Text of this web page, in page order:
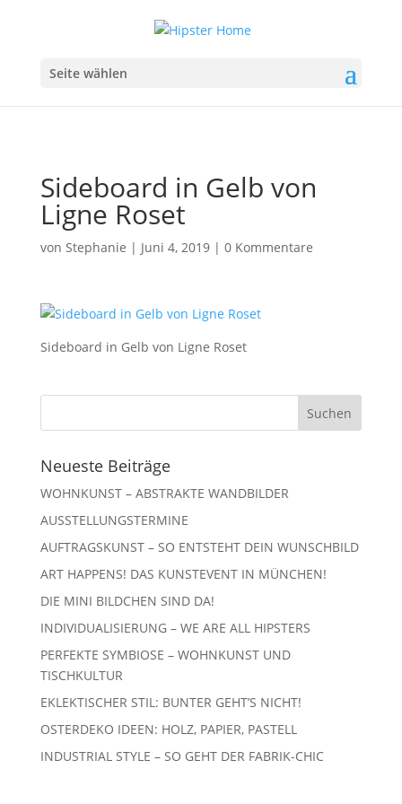
Seite wählen
Sideboard in Gelb von
Ligne Roset
von Stephanie | Juni 4, 2019| 0 Kommentare
Sideboard in Gelb von Ligne Roset
Neueste Beiträge
WOHNKUNST – ABSTRAKTE WANDBILDER
AUSSTELLUNGSTERMINE
AUFTRAGSKUNST – SO ENTSTEHT DEIN WUNSCHBILD
ART HAPPENS! DAS KUNSTEVENT IN MÜNCHEN!
DIE MINI BILDCHEN SIND DA!
INDIVIDUALISIERUNG – WE ARE ALL HIPSTERS
PERFEKTE SYMBIOSE – WOHNKUNST UND
TISCHKULTUR
EKLEKTISCHER STIL: BUNTER GEHT’S NICHT!
OSTERDEKO IDEEN: HOLZ, PAPIER, PASTELL
INDUSTRIAL STYLE – SO GEHT DER FABRIK-CHIC